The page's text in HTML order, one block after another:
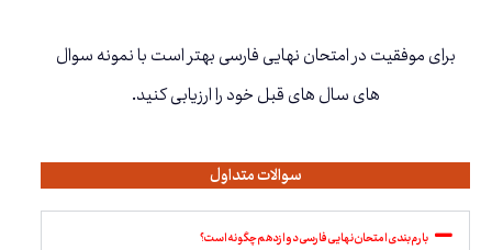
برای موفقیت در امتحان نهایی فارسی بهتر است با نمونه سوال
های سال های قبل خود را ارزیابی کنید.
سوالات متداول
بارم بندی امتحان نهایی فارسی دوازدهم چگونه است؟